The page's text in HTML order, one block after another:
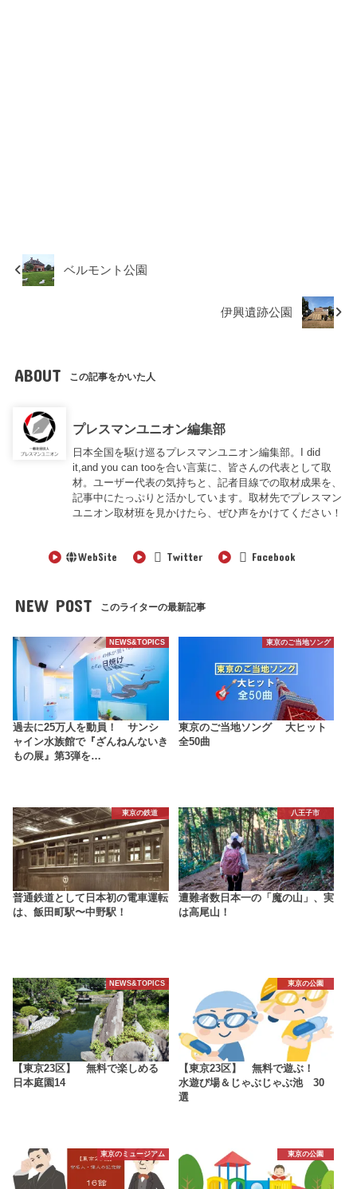
ベルモント公園
伊興遺跡公園
ABOUT この記事をかいた人
プレスマンユニオン編集部
日本全国を駆け巡るプレスマンユニオン編集部。I did
it,and you can tooを合い言葉に、皆さんの代表として取
材。ユーザー代表の気持ちと、記者目線での取材成果を、
記事中にたっぷりと活かしています。取材先でプレスマン
ユニオン取材班を見かけたら、ぜひ声をかけてください！
WebSite Twitter Facebook
NEW POST このライターの最新記事
NEWS&TOPICS
過去に25万人を動員！ サンシ
ャイン水族館で『ざんねんないき
もの展』第3弾を…
東京のご当地ソング
東京のご当地ソング 大ヒット
全50曲
東京の鉄道
普通鉄道として日本初の電車運転
は、飯田町駅〜中野駅！
八王子市
遭難者数日本一の「魔の山」、実
は高尾山！
NEWS&TOPICS
【東京23区】 無料で楽しめる
日本庭園14
東京の公園
【東京23区】 無料で遊ぶ！
水遊び場＆じゃぶじゃぶ池 30
選
東京のミュージアム 東京の公園